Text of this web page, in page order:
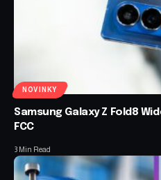
NOVINKY
Samsung Galaxy Z Fold8
FCC
3 Min Read